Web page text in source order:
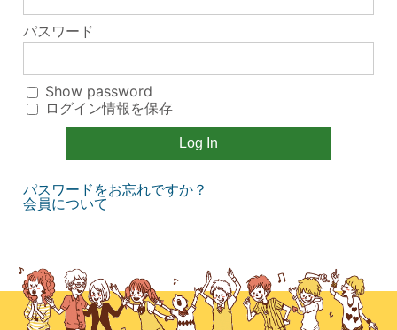
パスワード
Show password
ログイン情報を保存
パスワードをお忘れですか？
会員について